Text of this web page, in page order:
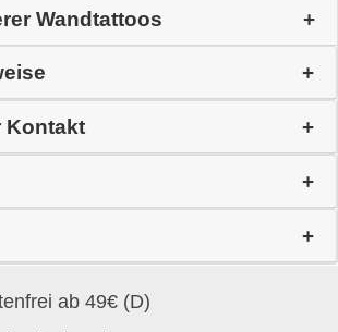
Wandtattoos
Kontakt
ab 49€ (D)